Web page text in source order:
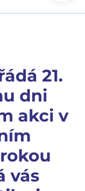
21.
dni
akci v
vás